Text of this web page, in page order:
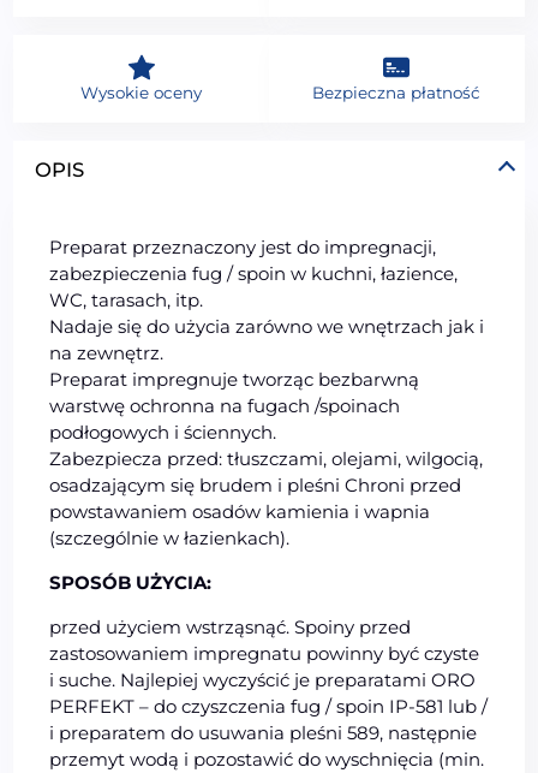
OPIS
Preparat przeznaczony jest do impregnacji,
zabezpieczenia fug / spoin w kuchni, łazience,
WC, tarasach, itp.
Nadaje się do użycia zarówno we wnętrzach jak i
na zewnętrz.
Preparat impregnuje tworząc bezbarwną
warstwę ochronna na fugach /spoinach
podłogowych i ściennych.
Zabezpiecza przed: tłuszczami, olejami, wilgocią,
osadzającym się brudem i pleśni Chroni przed
powstawaniem osadów kamienia i wapnia
(szczególnie w łazienkach).
SPOSÓB UŻYCIA:
przed użyciem wstrząsnąć. Spoiny przed
zastosowaniem impregnatu powinny być czyste
i suche. Najlepiej wyczyścić je preparatami ORO
PERFEKT – do czyszczenia fug / spoin IP-581 lub /
i preparatem do usuwania pleśni 589, następnie
przemyt wodą i pozostawić do wyschnięcia (min.
Wysokie oceny Bezpieczna płatność